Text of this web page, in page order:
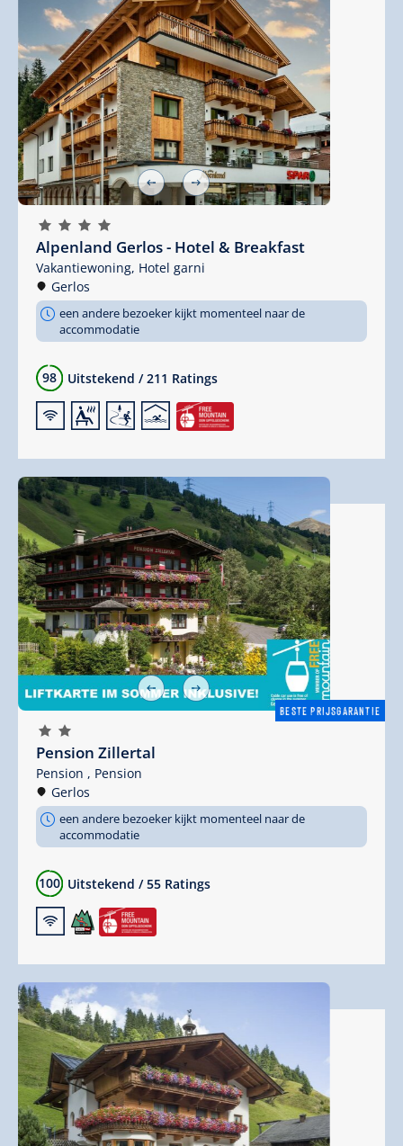
🞙 🞙 🞙 🞙
Alpenland Gerlos - Hotel & Breakfast
Vakantiewoning, Hotel garni
Gerlos
een andere bezoeker kijkt momenteel naar de
accommodatie
98 Uitstekend / 211 Ratings
🜉🗔🞷🅤
BESTE PRIJSGARANTIE
🞙 🞙
Pension Zillertal
Pension , Pension
Gerlos
een andere bezoeker kijkt momenteel naar de
accommodatie
100 Uitstekend / 55 Ratings
🜉